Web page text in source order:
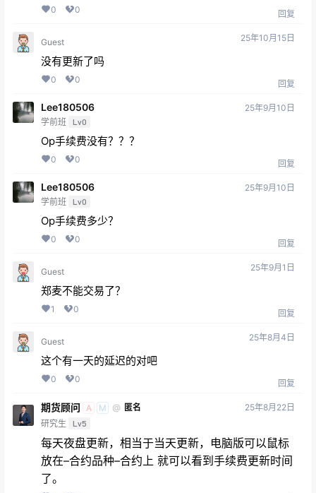
0 0 回复
Guest 25年10月15日
没有更新了吗
0 0 回复
Lee180506
学前班 Lv0
25年9月10日
Op手续费没有？？？
0 0 回复
Lee180506
学前班 Lv0
25年9月10日
Op手续费多少？
0 0 回复
Guest 25年9月1日
郑麦不能交易了？
1 0 回复
Guest 25年8月4日
这个有一天的延迟的对吧
0 0 回复
期货顾问 A M @ 匿名
研究生
Lv5
25年8月22日
每天夜盘更新，相当于当天更新，电脑版可以鼠标
放在–合约品种–合约上 就可以看到手续费更新时间
了。